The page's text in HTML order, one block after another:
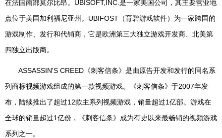
在法国南部莫尔比昂。UBISOFT,INC.是一家美国公司，其主要营业地
点位于美国加利福尼亚州。UBIFOST（育碧游戏软件）为一家跨国的
游戏制作、发行和代销商，它是欧洲第三大独立游戏开发商、北美第
四独立出版商。
ASSASSIN'S CREED《刺客信条》是由原告开发和发行的同名系
列商标视频游戏组成的第一款视频游戏。《刺客信条》于2007年发
布，陆续推出了超过12款主系列视频游戏，销量超过1亿部。游戏在
全球的销量超过1亿份，《刺客信条》成为有史以来最畅销的视频游戏
系列之一。